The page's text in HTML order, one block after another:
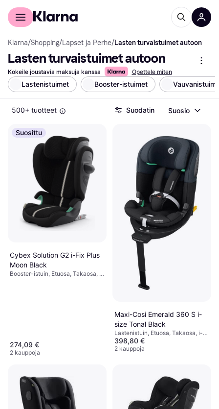
Kuluttajille
Klarna/Shopping/Lapset ja Perhe/Lasten turvaistuimet autoon
Lasten turvaistuimet autoon
Kokeile joustavia maksuja kanssa Opettele miten
Lastenistuimet Booster-istuimet
500+ tuotteet Suodatin Suosio
Suosittu
Cybex Solution G2 i-Fix Plus
Moon Black
Booster-istuin, Etuosa, Takaosa, i-
274,09 €
2 kauppoja
Maxi-Cosi Emerald 360 S i-
size Tonal Black
Lastenistuin, Etuosa, Takaosa, i-
Size, UN R129,
Sivutörmäyssuojaus (ASIP),
pienennin mukana, Sisältää
398,80 €
2 kauppoja